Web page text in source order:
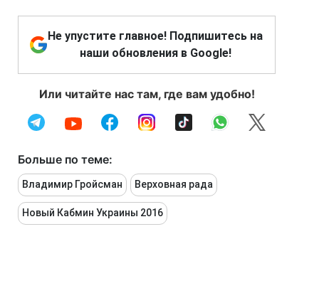
Не упустите главное! Подпишитесь на
наши обновления в Google!
Или читайте нас там, где вам удобно!
Больше по теме:
Владимир Гройсман Верховная рада
Новый Кабмин Украины 2016